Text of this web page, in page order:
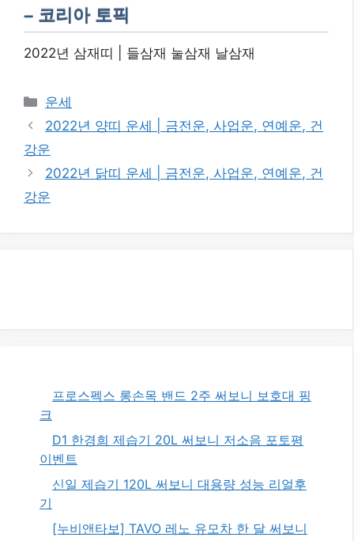
– 코리아 토픽
2022년 삼재띠 | 들삼재 눌삼재 날삼재
카
테
리
운세
2022년 양띠 운세 | 금전운, 사업운, 연예운, 건
강운
2022년 닭띠 운세 | 금전운, 사업운, 연예운, 건
강운
프로스펙스 롱손목 밴드 2주 써보니 보호대 핑
크
D1 한경희 제습기 20L 써보니 저소음 포토평
이벤트
신일 제습기 120L 써보니 대용량 성능 리얼후
기
[누비앤타보] TAVO 레노 유모차 한 달 써보니